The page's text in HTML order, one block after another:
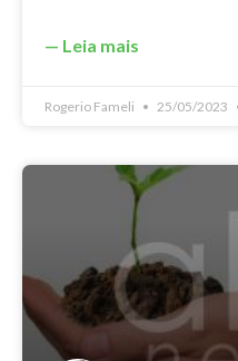
— Leia mais
Rogerio Fameli 25/05/2023